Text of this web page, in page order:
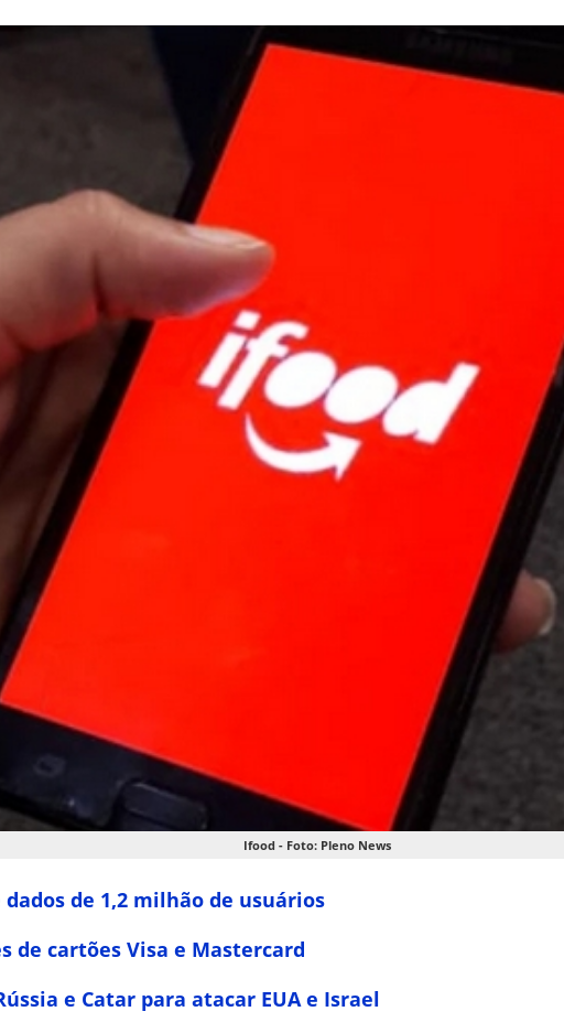
Ifood - Foto: Pleno News
de 1,2 milhão de usuários
de cartões Visa e Mastercard
e Catar para atacar EUA e Israel